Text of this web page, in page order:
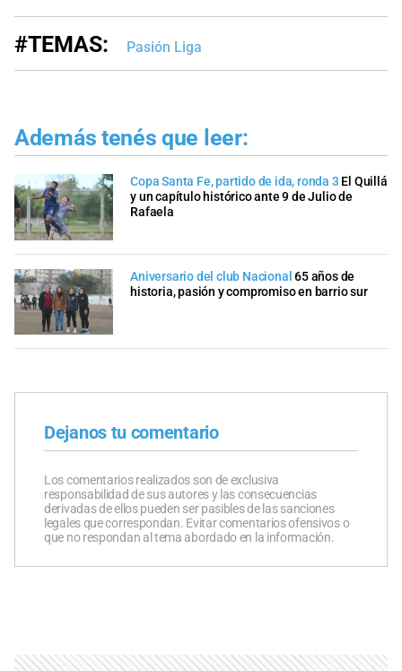
#TEMAS: Pasión Liga
Además tenés que leer:
Copa Santa Fe, partido de ida, ronda 3 El Quillá
y un capítulo histórico ante 9 de Julio de
Rafaela
Aniversario del club Nacional 65 años de
historia, pasión y compromiso en barrio sur
Dejanos tu comentario
Los comentarios realizados son de exclusiva
responsabilidad de sus autores y las consecuencias
derivadas de ellos pueden ser pasibles de las sanciones
legales que correspondan. Evitar comentarios ofensivos o
que no respondan al tema abordado en la información.